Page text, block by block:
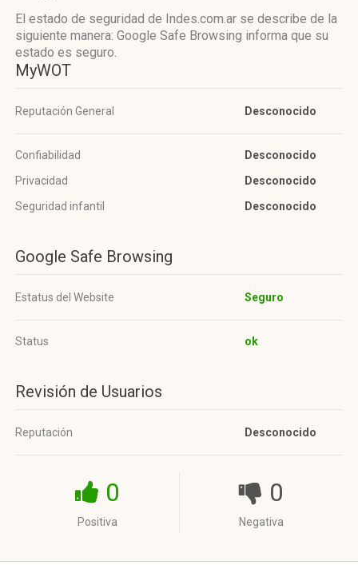
El estado de seguridad de Indes.com.ar se describe de la
siguiente manera: Google Safe Browsing informa que su
estado es seguro.
MyWOT
Reputación General Desconocido
Confiabilidad
Desconocido
Privacidad
Desconocido
Seguridad infantil
Desconocido
Google Safe Browsing
Estatus del Website Seguro
Status ok
Revisión de Usuarios
Reputación Desconocido
0
Positiva
0
Negativa